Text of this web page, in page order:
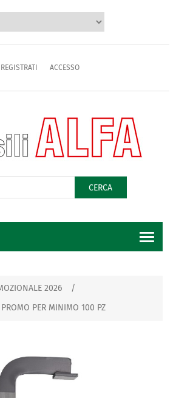
REGISTRATI ACCESSO
CERCA
2026
/
PER MINIMO 100 PZ